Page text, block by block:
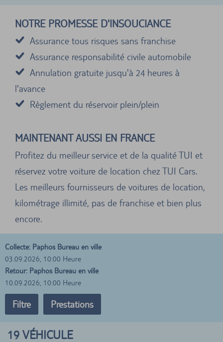
NOTRE PROMESSE D'INSOUCIANCE
Assurance tous risques sans franchise
Assurance responsabilité civile automobile
Annulation gratuite jusqu'à 24 heures à
l'avance
Règlement du réservoir plein/plein
MAINTENANT AUSSI EN FRANCE
Profitez du meilleur service et de la qualité TUI et
réservez votre voiture de location chez TUI Cars.
Les meilleurs fournisseurs de voitures de location,
kilométrage illimité, pas de franchise et bien plus
encore.
Collecte: Paphos Bureau en ville
03.09.2026, 10:00 Heure
Retour: Paphos Bureau en ville
10.09.2026, 10:00 Heure
Filtre Prestations
19 VÉHICULE